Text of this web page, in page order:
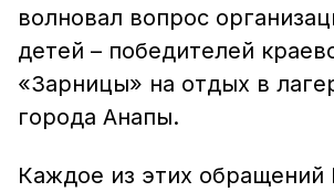
волновал вопрос
детей – победителей
«Зарницы» на отдых в
города Анапы.
Каждое из этих